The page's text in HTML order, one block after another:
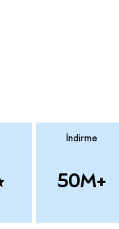
İndirme
50M+